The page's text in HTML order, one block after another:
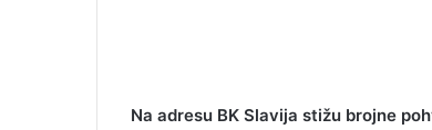
Na adresu BK Slavija stižu brojne